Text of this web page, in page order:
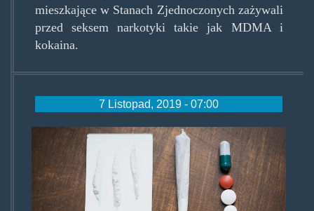
mieszkające w Stanach Zjednoczonych zażywali
przed seksem narkotyki takie jak MDMA i
kokaina.
7 Listopad, 2019 - 07:00
dasnarkotiken.jpg